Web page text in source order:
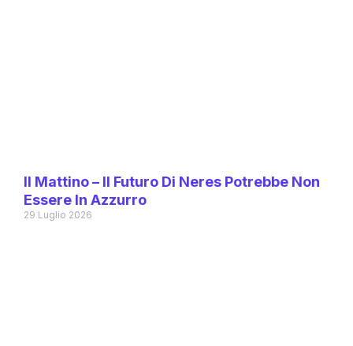
Il Mattino – Il Futuro Di Neres Potrebbe Non
Essere In Azzurro
29 Luglio 2026